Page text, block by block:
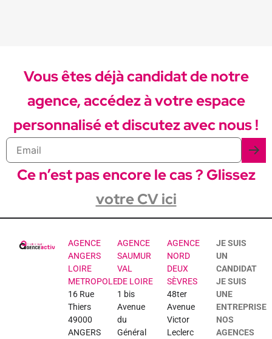
Vous êtes déjà candidat de notre
agence, accédez à votre espace
personnalisé et discutez avec nous !
Ce n’est pas encore le cas ? Glissez
votre CV ici
AGENCE
ANGERS
LOIRE
METROPOLE
16 Rue
Thiers
49000
ANGERS
AGENCE
SAUMUR
VAL
DE LOIRE
1 bis
Avenue
du
Général
AGENCE
NORD
DEUX
SÈVRES
48ter
Avenue
Victor
Leclerc
JE SUIS
UN
CANDIDAT
JE SUIS
UNE
ENTREPRISE
NOS
AGENCES